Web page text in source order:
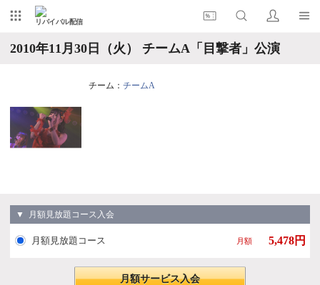
リバイバル配信
2010年11月30日（火） チームA「目撃者」公演
チーム： チームA
▼ 月額見放題コース入会
月額見放題コース 月額 5,478円
月額サービス入会